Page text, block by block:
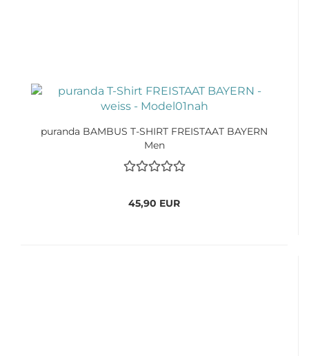
puranda BAMBUS T-SHIRT FREISTAAT BAYERN
Men
45,90 EUR